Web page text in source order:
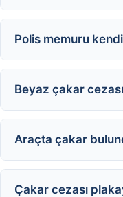
Polis memuru
Beyaz çakar
Araçta çakar
Çakar cezası